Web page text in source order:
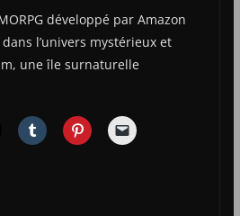
développé par Amazon
l’univers mystérieux et
une île surnaturelle